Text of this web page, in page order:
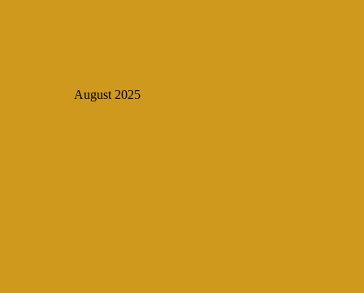
August 2025